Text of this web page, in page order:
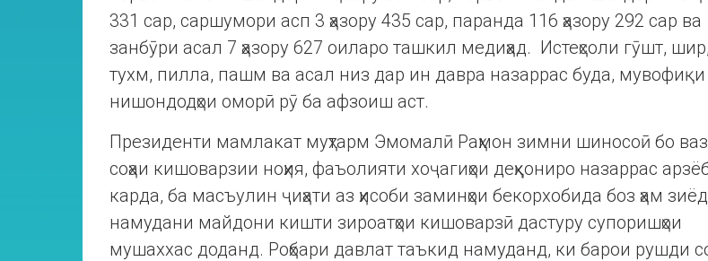
331 сар, саршумори асп 3 ҳазору 435 сар, паранда 116 ҳазору 292 сар ва
занбӯри асал 7 ҳазору 627 оиларо ташкил медиҳад. Истеҳсоли гӯшт, шир,
тухм, пилла, пашм ва асал низ дар ин давра назаррас буда, мувофиқи
нишондодҳои оморӣ рӯ ба афзоиш аст.
Президенти мамлакат муҳтарм Эмомалӣ Раҳмон зимни шиносоӣ бо
соҳаи кишоварзии ноҳия, фаъолияти хоҷагиҳои деҳқониро назаррас
карда, ба масъулин ҷиҳати аз ҳисоби заминҳои бекорхобида боз ҳам зиёд
намудани майдони кишти зироатҳои кишоварзӣ дастуру супоришҳои
мушаххас доданд. Роҳбари давлат таъкид намуданд, ки барои рушди